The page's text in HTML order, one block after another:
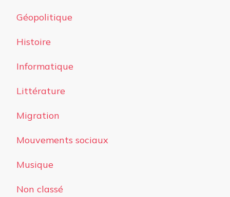
Géopolitique
Histoire
Informatique
Littérature
Migration
Mouvements sociaux
Musique
Non classé